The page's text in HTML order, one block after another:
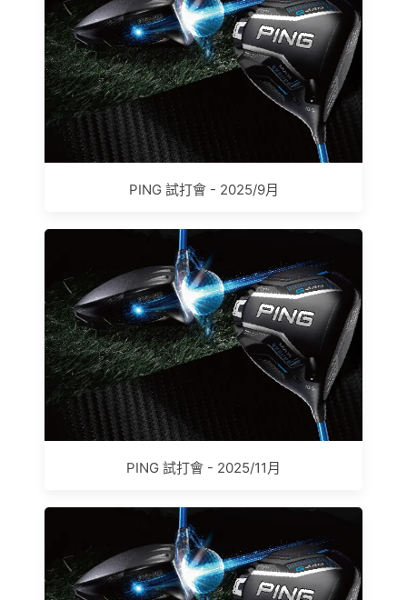
PING 試打會 - 2025/9月
PING 試打會 - 2025/11月